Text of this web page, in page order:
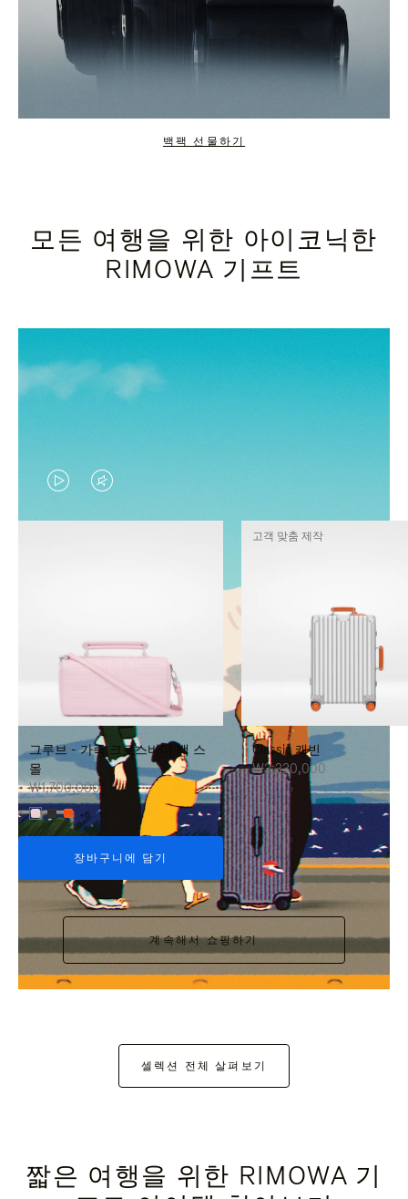
백팩 선물하기
모든 여행을 위한 아이코닉한
RIMOWA 기프트
VIDEO
IS
TO
PAUSE
IT
VIDEO
IS
TO
UNMUTE
IT
그루브 - 가죽 크로스바디 백 스
몰
₩1,700,000
+6
장바구니에 담기
Classic 캐빈
₩3,330,000
고객 맞춤 제작
계속해서 쇼핑하기
셀렉션 전체 살펴보기
짧은 여행을 위한 RIMOWA 기